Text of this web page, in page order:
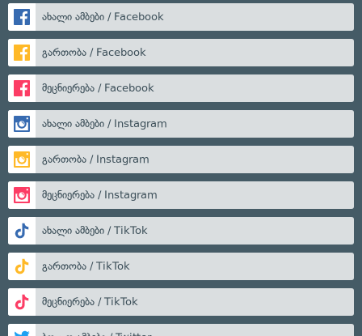
ახალი ამბები / Facebook
გართობა / Facebook
მეცნიერება / Facebook
ახალი ამბები / Instagram
გართობა / Instagram
მეცნიერება / Instagram
ახალი ამბები / TikTok
გართობა / TikTok
მეცნიერება / TikTok